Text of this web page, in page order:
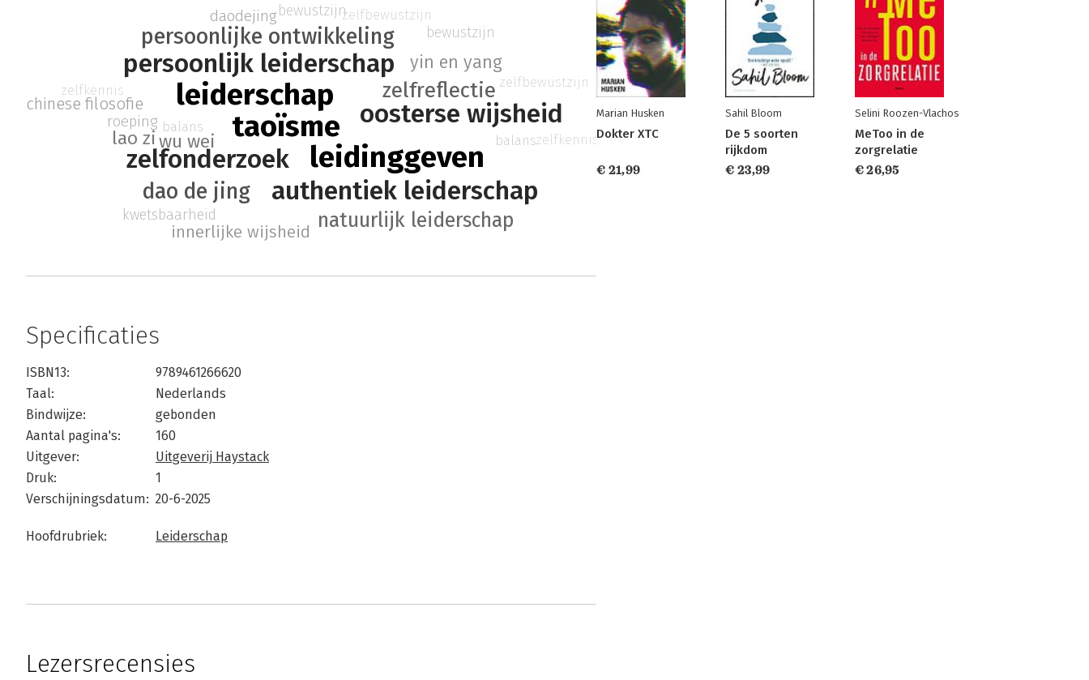
taoïsme
leiderschap
leidinggeven
zelfonderzoek
persoonlijk leiderschap
authentiek leiderschap
oosterse wijsheid
persoonlijke ontwikkeling
zelfreflectie
natuurlijk leiderschap
dao de jing
wu wei
lao zi
yin en yang
innerlijke wijsheid
kwetsbaarheid
roeping
chinese filosofie
daodejingbewustzijnzelfbewustzijn
balans
zelfkennis
bewustzijn
zelfbewustzijn
balanszelfkennis
Specificaties
ISBN13:
9789461266620
Taal:
Nederlands
Bindwijze:
gebonden
Aantal pagina's:
160
Uitgever:
Uitgeverij Haystack
Druk:
1
Verschijningsdatum: 20-6-2025
Hoofdrubriek: Leiderschap
Lezersrecensies
Marian Husken
Dokter XTC
€ 21,99
Sahil Bloom
De 5 soorten
rijkdom
€ 23,99
Selini Roozen-Vlachos
MeToo in de
zorgrelatie
€ 26,95